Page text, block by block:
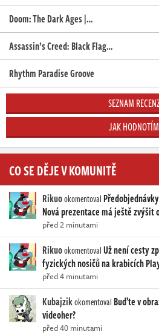
Doom: The Dark Ages |…
Assassin’s Creed: Black Flag…
Rhythm Paradise Groove
SEZNAM
JAK
CO SE DĚJE V KOMUNITĚ
Rikuookomentoval
Nová prezentace má ještě zvýšit
před 2 minutami
RikuookomentovalUž není cesty
fyzických nosičů na krabicích
před 4 minutami
Kubajzikokomentoval Buďte v
videoher?
před 40 minutami